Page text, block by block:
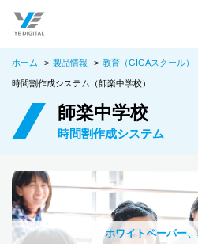
ホーム > 製品情報 > 教育（GIGAスクール）
時間割作成システム（師楽中学校）
師楽中学校
時間割作成システム
ホワイトペーパー、